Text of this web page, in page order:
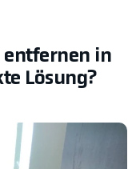
entfernen in
Lösung?